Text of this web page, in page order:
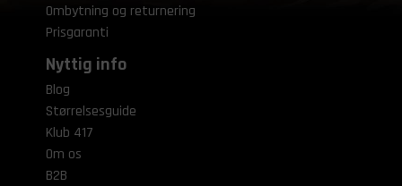
Ombytning og returnering
Prisgaranti
Nyttig info
Blog
Størrelsesguide
Klub 417
Om os
B2B